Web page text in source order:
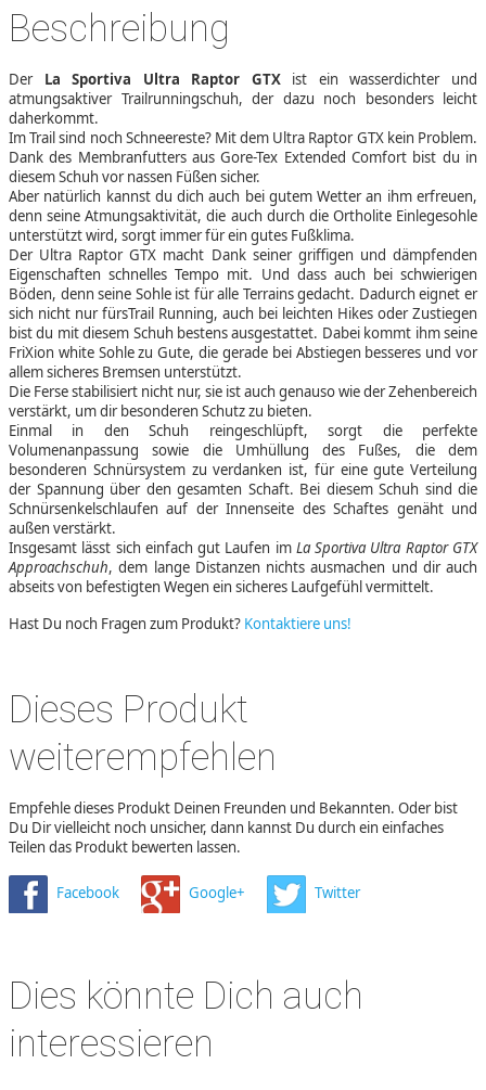
Beschreibung
Der La Sportiva Ultra Raptor GTXist ein wasserdichter und
atmungsaktiver Trailrunningschuh, der dazu noch besonders leicht
daherkommt.
Im Trail sind noch Schneereste? Mit dem Ultra Raptor GTX kein Problem.
Dank des Membranfutters aus Gore-Tex Extended Comfort bist du in
diesem Schuh vor nassen Füßen sicher.
Aber natürlich kannst du dich auch bei gutem Wetter an ihm erfreuen,
denn seine Atmungsaktivität, die auch durch die Ortholite Einlegesohle
unterstützt wird, sorgt immer für ein gutes Fußklima.
Der Ultra Raptor GTX macht Dank seiner griffigen und dämpfenden
Eigenschaften schnelles Tempo mit. Und dass auch bei schwierigen
Böden, denn seine Sohle ist für alle Terrains gedacht. Dadurch eignet er
sich nicht nur fürsTrail Running, auch bei leichten Hikes oder Zustiegen
bist du mit diesem Schuh bestens ausgestattet. Dabei kommt ihm seine
FriXion white Sohle zu Gute, die gerade bei Abstiegen besseres und vor
allem sicheres Bremsen unterstützt.
Die Ferse stabilisiert nicht nur, sie ist auch genauso wie der Zehenbereich
verstärkt, um dir besonderen Schutz zu bieten.
Einmal in den Schuh reingeschlüpft, sorgt die perfekte
Volumenanpassung sowie die Umhüllung des Fußes, die dem
besonderen Schnürsystem zu verdanken ist, für eine gute Verteilung
der Spannung über den gesamten Schaft. Bei diesem Schuh sind die
Schnürsenkelschlaufen auf der Innenseite des Schaftes genäht und
außen verstärkt.
Insgesamt lässt sich einfach gut Laufen im La Sportiva Ultra Raptor GTX
Approachschuh, dem lange Distanzen nichts ausmachen und dir auch
abseits von befestigten Wegen ein sicheres Laufgefühl vermittelt.
Hast Du noch Fragen zum Produkt? Kontaktiere uns!
Dieses Produkt
weiterempfehlen
Empfehle dieses Produkt Deinen Freunden und Bekannten. Oder bist
Du Dir vielleicht noch unsicher, dann kannst Du durch ein einfaches
Teilen das Produkt bewerten lassen.
Facebook Google+ Twitter
Dies könnte Dich auch
interessieren